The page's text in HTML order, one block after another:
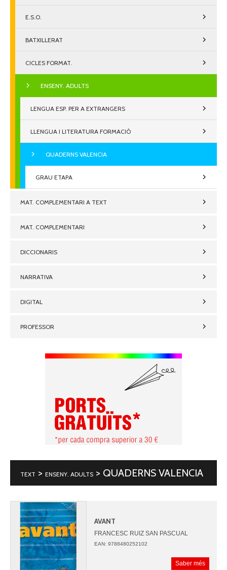
E.S.O.
BATXILLERAT
CICLES FORMAT.
ENSENY. ADULTS
LENGUA ESP. PER A EXTRANGERS
LLENGUA I LITERATURA FORMACIÒ
QUADERNS VALENCIA
GRAU ETAPA
MAT. COMPLEMENTARI A TEXT
MAT. COMPLEMENTARI
DICCIONARIS
NARRATIVA
DIGITAL
PROFESSOR
TEXT > ENSENY. ADULTS > QUADERNS VALENCIA
AVANT
FRANCESC RUIZ SAN PASCUAL
EAN: 9788480252102
Saber més